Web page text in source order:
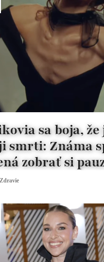
sa boja, že
smrti: Známa
zobrať si
Zdravie